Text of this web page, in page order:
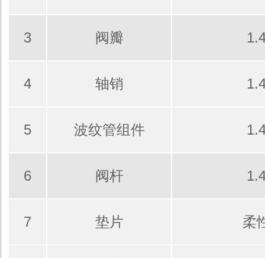
3 阀瓣
4 轴销
5 波纹管组件
6 阀杆
7 垫片 柔